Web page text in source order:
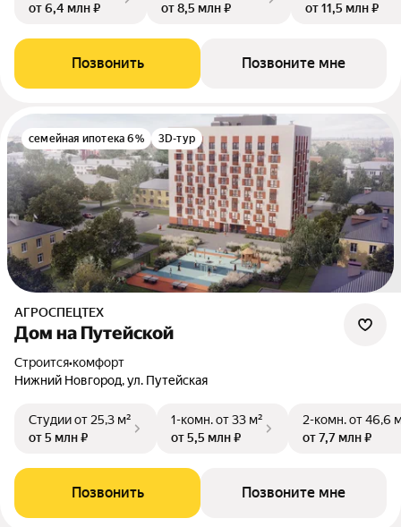
от 6,4 млн ₽
от 8,5 млн ₽
от 11,5 млн ₽
Позвонить Позвоните мне
семейная ипотека 6% 3D-тур
АГРОСПЕЦТЕХ
Дом на Путейской
Строится•комфорт
Нижний Новгород, ул. Путейская
Студииот 25,3 м²
от 5 млн ₽
1-комн.от 33 м²
от 5,5 млн ₽
2-комн.от 46,6
от 7,7 млн ₽
Позвонить Позвоните мне